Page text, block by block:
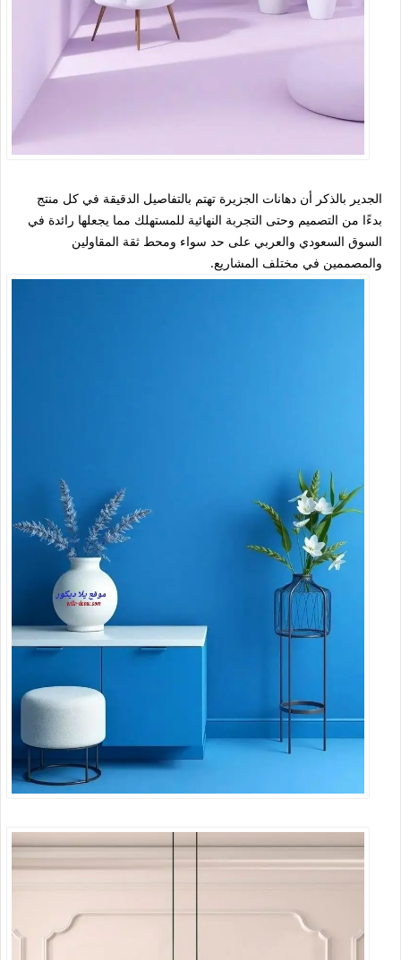
الجدير بالذكر أن دهانات الجزيرة تهتم بالتفاصيل الدقيقة في كل منتج
بدءًا من التصميم وحتى التجربة النهائية للمستهلك مما يجعلها رائدة في
السوق السعودي والعربي على حد سواء ومحط ثقة المقاولين
والمصممين في مختلف المشاريع.